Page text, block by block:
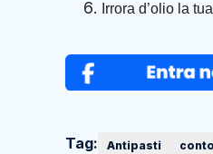
Irrora d’olio la
Tag: Antipasti